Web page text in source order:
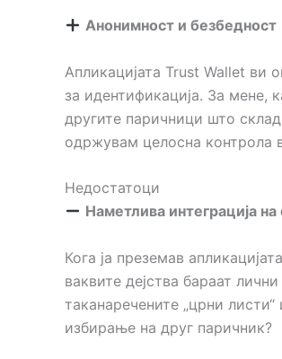
Анонимност и безбедност
Апликацијата Trust Wallet ви
за идентификација. За мене,
другите паричници што
одржувам целосна контрола
Недостатоци
Наметлива интеграција
Кога ја преземав
ваквите дејства бараат
таканаречените „црни
избирање на друг паричник?